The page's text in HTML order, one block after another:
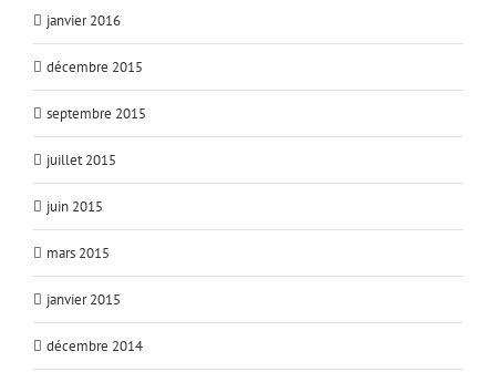
janvier 2016
décembre 2015
septembre 2015
juillet 2015
juin 2015
mars 2015
janvier 2015
décembre 2014